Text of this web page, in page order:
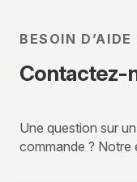
BESOIN D’AIDE
Contactez-
Une question sur
commande ? Notre